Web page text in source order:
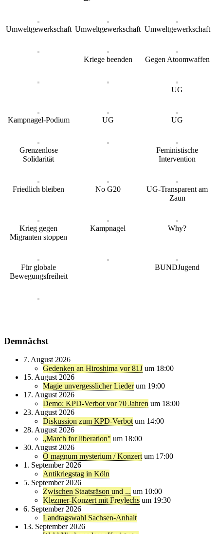
Umweltgewerkschaft Umweltgewerkschaft Umweltgewerkschaft
Kriege beenden Gegen Atoomwaffen
UG
Kampnagel-Podium UG UG
Grenzenlose
Solidarität
Feministische
Intervention
Friedlich bleiben No G20
UG-Transparent am
Zaun
Krieg gegen
Migranten stoppen
Kampnagel Why?
Für globale
Bewegungsfreiheit
BUNDJugend
Demnächst
7. August 2026
Gedenken an Hiroshima vor 81J um 18:00
15. August 2026
Magie unvergesslicher Lieder um 19:00
17. August 2026
Demo: KPD-Verbot vor 70 Jahren um 18:00
23. August 2026
Diskussion zum KPD-Verbot um 14:00
28. August 2026
„March for liberation" um 18:00
30. August 2026
O magnum mysterium / Konzert um 17:00
1. September 2026
Antikriegstag in Köln
5. September 2026
Zwischen Staatsräson und ... um 10:00
Klezmer-Konzert mit Freylechs um 19:30
6. September 2026
Landtagswahl Sachsen-Anhalt
13. September 2026